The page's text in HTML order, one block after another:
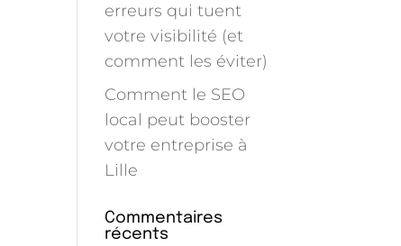
erreurs qui tuent
votre visibilité (et
comment les éviter)
Comment le SEO
local peut booster
votre entreprise à
Lille
Commentaires
récents